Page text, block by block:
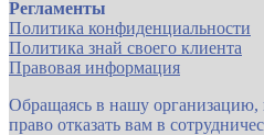
Регламенты
Политика конфиденциальности
Политика знай своего клиента
Правовая информация
Обращаясь в нашу организацию,
право отказать вам в